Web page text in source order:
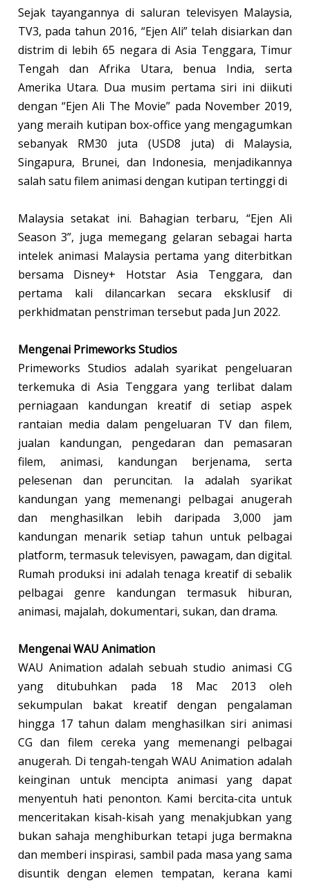
Sejak tayangannya di saluran televisyen Malaysia,
TV3, pada tahun 2016, “Ejen Ali” telah disiarkan dan
distrim di lebih 65 negara di Asia Tenggara, Timur
Tengah dan Afrika Utara, benua India, serta
Amerika Utara. Dua musim pertama siri ini diikuti
dengan “Ejen Ali The Movie” pada November 2019,
yang meraih kutipan box-office yang mengagumkan
sebanyak RM30 juta (USD8 juta) di Malaysia,
Singapura, Brunei, dan Indonesia, menjadikannya
salah satu filem animasi dengan kutipan tertinggi di
Malaysia setakat ini. Bahagian terbaru, “Ejen Ali
Season 3”, juga memegang gelaran sebagai harta
intelek animasi Malaysia pertama yang diterbitkan
bersama Disney+ Hotstar Asia Tenggara, dan
pertama kali dilancarkan secara eksklusif di
perkhidmatan penstriman tersebut pada Jun 2022.
Mengenai Primeworks Studios
Primeworks Studios adalah syarikat pengeluaran
terkemuka di Asia Tenggara yang terlibat dalam
perniagaan kandungan kreatif di setiap aspek
rantaian media dalam pengeluaran TV dan filem,
jualan kandungan, pengedaran dan pemasaran
filem, animasi, kandungan berjenama, serta
pelesenan dan peruncitan. Ia adalah syarikat
kandungan yang memenangi pelbagai anugerah
dan menghasilkan lebih daripada 3,000 jam
kandungan menarik setiap tahun untuk pelbagai
platform, termasuk televisyen, pawagam, dan digital.
Rumah produksi ini adalah tenaga kreatif di sebalik
pelbagai genre kandungan termasuk hiburan,
animasi, majalah, dokumentari, sukan, dan drama.
Mengenai WAU Animation
WAU Animation adalah sebuah studio animasi CG
yang ditubuhkan pada 18 Mac 2013 oleh
sekumpulan bakat kreatif dengan pengalaman
hingga 17 tahun dalam menghasilkan siri animasi
CG dan filem cereka yang memenangi pelbagai
anugerah. Di tengah-tengah WAU Animation adalah
keinginan untuk mencipta animasi yang dapat
menyentuh hati penonton. Kami bercita-cita untuk
menceritakan kisah-kisah yang menakjubkan yang
bukan sahaja menghiburkan tetapi juga bermakna
dan memberi inspirasi, sambil pada masa yang sama
disuntik dengan elemen tempatan, kerana kami